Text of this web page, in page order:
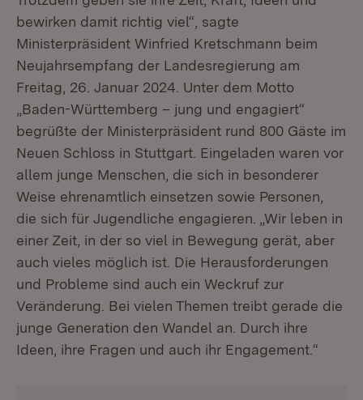
bewirken damit richtig viel“, sagte
Ministerpräsident Winfried Kretschmann beim
Neujahrsempfang der Landesregierung am
Freitag, 26. Januar 2024. Unter dem Motto
„Baden-Württemberg – jung und engagiert“
begrüßte der Ministerpräsident rund 800 Gäste im
Neuen Schloss in Stuttgart. Eingeladen waren vor
allem junge Menschen, die sich in besonderer
Weise ehrenamtlich einsetzen sowie Personen,
die sich für Jugendliche engagieren. „Wir leben in
einer Zeit, in der so viel in Bewegung gerät, aber
auch vieles möglich ist. Die Herausforderungen
und Probleme sind auch ein Weckruf zur
Veränderung. Bei vielen Themen treibt gerade die
junge Generation den Wandel an. Durch ihre
Ideen, ihre Fragen und auch ihr Engagement.“